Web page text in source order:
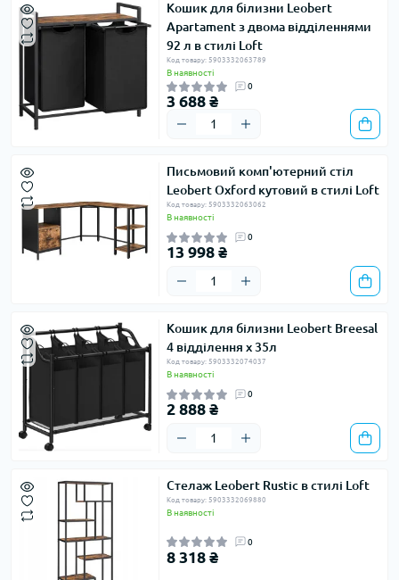
Кошик для білизни Leobert
Apartament з двома відділеннями
92 л в стилі Loft
Код товару: 5903332063789
В наявності
0
3 688 ₴
Письмовий комп'ютерний стіл
Leobert Oxford кутовий в стилі Loft
Код товару: 5903332063062
В наявності
0
13 998 ₴
Кошик для білизни Leobert Breesal
4 відділення х 35л
Код товару: 5903332074037
В наявності
0
2 888 ₴
Стелаж Leobert Rustic в стилі Loft
Код товару: 5903332069880
В наявності
0
8 318 ₴